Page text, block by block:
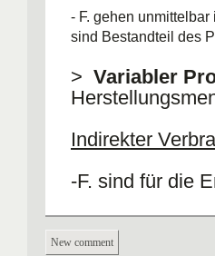
- F. gehen
sind Bestandteil des
> Variabler
Indirekter
-F. sind für die
für den Aufbau
New comment